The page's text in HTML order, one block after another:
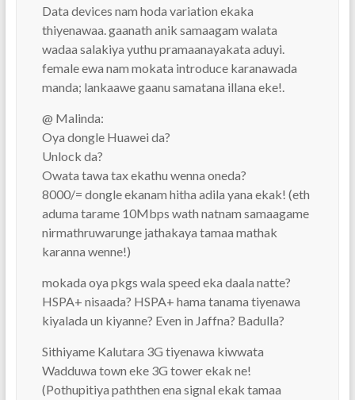
Data devices nam hoda variation ekaka
thiyenawaa. gaanath anik samaagam walata
wadaa salakiya yuthu pramaanayakata aduyi.
female ewa nam mokata introduce karanawada
manda; lankaawe gaanu samatana illana eke!.
@ Malinda:
Oya dongle Huawei da?
Unlock da?
Owata tawa tax ekathu wenna oneda?
8000/= dongle ekanam hitha adila yana ekak! (eth
aduma tarame 10Mbps wath natnam samaagame
nirmathruwarunge jathakaya tamaa mathak
karanna wenne!)
mokada oya pkgs wala speed eka daala natte?
HSPA+ nisaada? HSPA+ hama tanama tiyenawa
kiyalada un kiyanne? Even in Jaffna? Badulla?
Sithiyame Kalutara 3G tiyenawa kiwwata
Wadduwa town eke 3G tower ekak ne!
(Pothupitiya paththen ena signal ekak tamaa